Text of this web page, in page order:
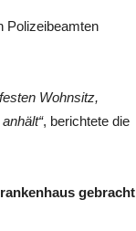
Polizeibeamten
Wohnsitz,
, berichtete die
gebracht